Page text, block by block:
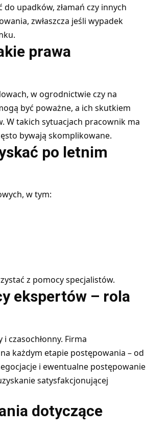
upadków, złamań czy innych
zwłaszcza jeśli wypadek
prawa
w ogrodnictwie czy na
być poważne, a ich skutkiem
W takich sytuacjach pracownik ma
bywają skomplikowane.
po letnim
w tym:
z pomocy specjalistów.
ekspertów – rola
czasochłonny. Firma
każdym etapie postępowania – od
i ewentualne postępowanie
satysfakcjonującej
dotyczące